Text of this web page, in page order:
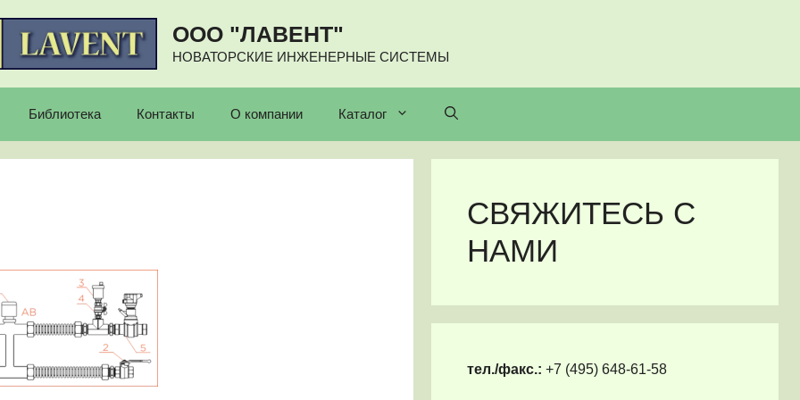
ООО "ЛАВЕНТ"
НОВАТОРСКИЕ ИНЖЕНЕРНЫЕ СИСТЕМЫ
Библиотека Контакты О компании Каталог
СВЯЖИТЕСЬ С
НАМИ
тел./факс.: +7 (495) 648-61-58